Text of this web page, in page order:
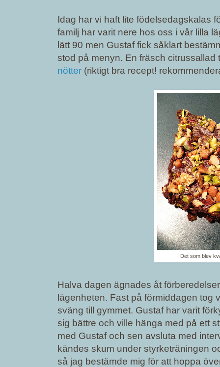
Idag har vi haft lite födelsedagskalas
familj har varit nere hos oss i vår lilla
lätt 90 men Gustaf fick såklart
stod på menyn. En fräsch citrussallad
nötter (riktigt bra recept!
Det som blev
Halva dagen ägnades åt
lägenheten. Fast på förmiddagen tog
sväng till gymmet. Gustaf har varit
sig bättre och ville hänga med på ett
med Gustaf och sen avsluta med
kändes skum under styrketräningen
så jag bestämde mig för att hoppa